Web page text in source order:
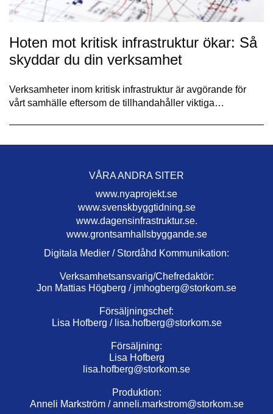
Hoten mot kritisk infrastruktur ökar: Så
skyddar du din verksamhet
Verksamheter inom kritisk infrastruktur är avgörande för
vårt samhälle eftersom de tillhandahåller viktiga…
VÅRA ANDRA SITER
www.nyaprojekt.se
www.svenskbyggtidning.se
www.dagensinfrastruktur.se.
www.grontsamhallsbyggande.se
Digitala Medier / Stordåhd Kommunikation:
Verksamhetsansvarig/Chefredaktör:
Jon Mattias Högberg / jmhogberg@storkom.se
Försäljningschef:
Lisa Hofberg / lisa.hofberg@storkom.se
Försäljning:
Lisa Hofberg
lisa.hofberg@storkom.se
Produktion:
Anneli Markström /anneli.markstrom@storkom.se